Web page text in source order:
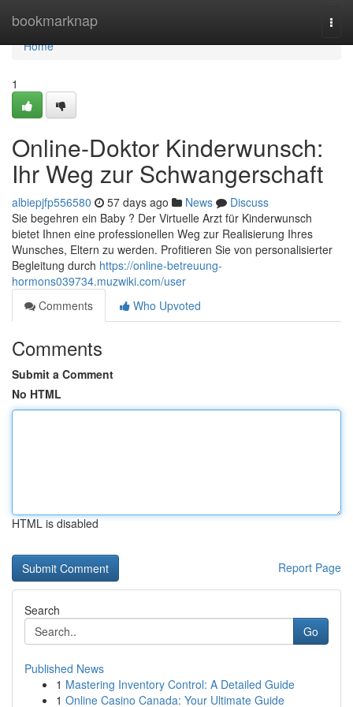
bookmarknap
Home
Home
1
Online-Doktor Kinderwunsch:
Ihr Weg zur Schwangerschaft
albiepjfp556580 57 days ago News
Discuss
Sie begehren ein Baby ? Der Virtuelle Arzt für Kinderwunsch
bietet Ihnen eine professionellen Weg zur Realisierung Ihres
Wunsches, Eltern zu werden. Profitieren Sie von personalisierter
Begleitung durch https://online-betreuung-
hormons039734.muzwiki.com/user
Comments
Who Upvoted
Comments
Submit a Comment
No HTML
HTML is disabled
Report Page
Search
Go
Published News
1 Mastering Inventory Control: A Detailed Guide
1 Online Casino Canada: Your Ultimate Guide